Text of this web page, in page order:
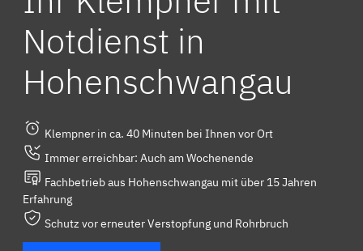
Notdienst in
Hohenschwangau
Klempner in ca. 40 Minuten bei Ihnen vor Ort
Immer erreichbar: Auch am Wochenende
Fachbetrieb aus Hohenschwangau mit über 15 Jahren
Erfahrung
Schutz vor erneuter Verstopfung und Rohrbruch